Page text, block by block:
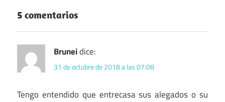
5 comentarios
Bruneidice:
31 de octubre de 2018 a las 07:08
Tengo entendido que entrecasa sus alegados o su